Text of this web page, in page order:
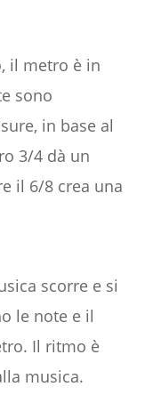
il metro è in
sono
in base al
3/4 dà un
il 6/8 crea una
scorre e si
le note e il
Il ritmo è
musica.